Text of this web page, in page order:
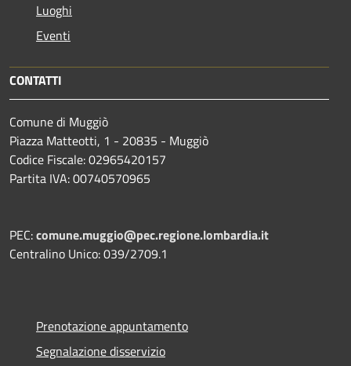
Luoghi
Eventi
CONTATTI
Comune di Muggiò
Piazza Matteotti, 1 - 20835 - Muggiò
Codice Fiscale: 02965420157
Partita IVA: 00740570965
PEC:comune.muggio@pec.regione.lombardia.it
Centralino Unico: 039/2709.1
Prenotazione appuntamento
Segnalazione disservizio